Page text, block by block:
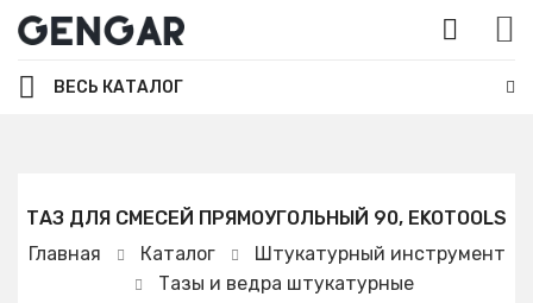
ВЕСЬ КАТАЛОГ
ТАЗ ДЛЯ СМЕСЕЙ ПРЯМОУГОЛЬНЫЙ 90, EKOTOOLS
Главная
Каталог
Штукатурный инструмент
Тазы и ведра штукатурные